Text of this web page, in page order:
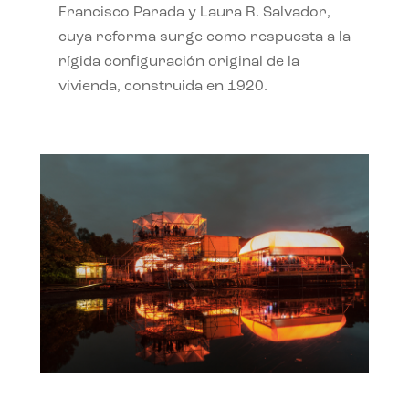
Francisco Parada y Laura R. Salvador,
cuya reforma surge como respuesta a la
rígida configuración original de la
vivienda, construida en 1920.